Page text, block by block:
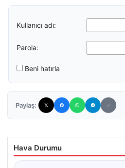
Kullanıcı adı:
Parola:
Beni hatırla
Paylaş:
Hava Durumu